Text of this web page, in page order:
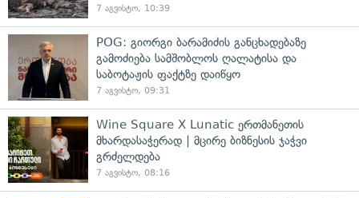
7 აგვისტო, 10:39
POG: გიორგი ბარამიძის განცხადებაზე
გამოძიება სამშობლოს ღალატისა და
საბოტაჟის ფაქტზე დაიწყო
7 აგვისტო, 09:31
Wine Square X Lunatic ერთმანეთის
მხარდასაჭერად | მცირე ბიზნესის ჯაჭვი
გრძელდება
7 აგვისტო, 08:16